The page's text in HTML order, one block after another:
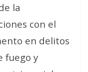
la
con el
en delitos
fuego y